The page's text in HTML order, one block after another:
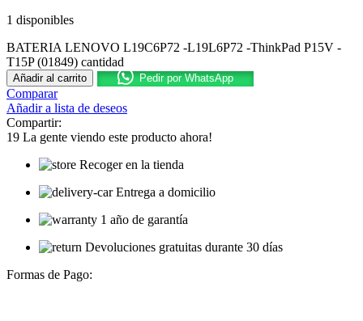
1 disponibles
BATERIA LENOVO L19C6P72 -L19L6P72 -ThinkPad P15V -
T15P (01849) cantidad
Añadir al carrito Pedir por WhatsApp
Comparar
Añadir a lista de deseos
Compartir:
19 La gente viendo este producto ahora!
Recoger en la tienda
Entrega a domicilio
1 año de garantía
Devoluciones gratuitas durante 30 días
Formas de Pago: